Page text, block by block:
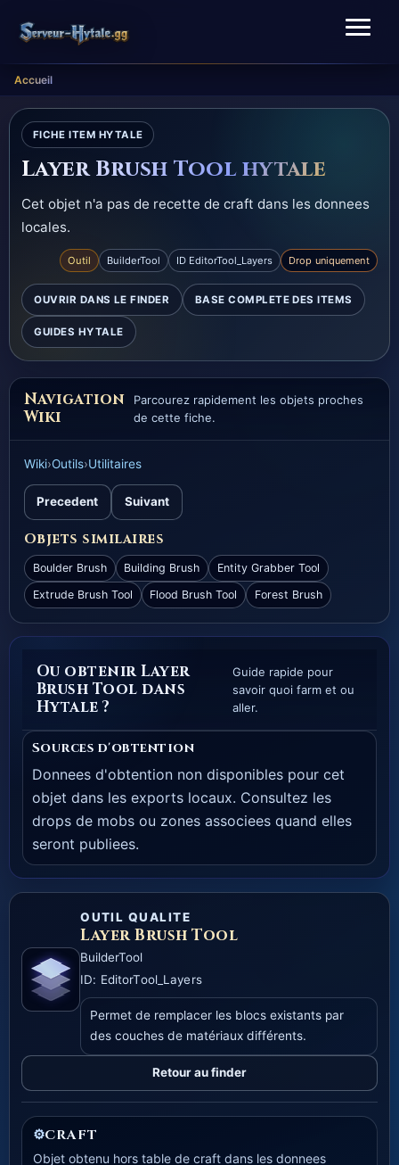
Accueil
FICHE ITEM HYTALE
Layer Brush Tool hytale
Cet objet n'a pas de recette de craft dans les donnees
locales.
Outil BuilderTool ID EditorTool_Layers Drop uniquement
OUVRIR DANS LE FINDER BASE COMPLETE DES ITEMS
GUIDES HYTALE
Navigation
Wiki
Parcourez rapidement les objets proches
de cette fiche.
Wiki›Outils›Utilitaires
Precedent Suivant
Objets similaires
Boulder Brush Building Brush
Entity Grabber Tool
Extrude Brush Tool
Flood Brush Tool Forest Brush
Ou obtenir Layer
Brush Tool dans
Hytale ?
Guide rapide pour
savoir quoi farm et ou
aller.
Sources d'obtention
Donnees d'obtention non disponibles pour cet
objet dans les exports locaux. Consultez les
drops de mobs ou zones associees quand elles
seront publiees.
OUTIL QUALITE
Layer Brush Tool
BuilderTool
ID: EditorTool_Layers
Permet de remplacer les blocs existants par
des couches de matériaux différents.
Retour au finder
⚙CRAFT
Objet obtenu hors table de craft dans les donnees